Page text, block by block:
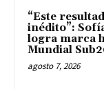
“Este
inédito”:
logra marca
Mundial
agosto 7, 2026